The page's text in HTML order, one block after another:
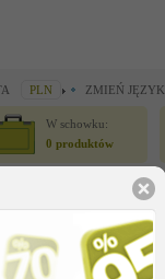
PLN ZMIEŃ JĘZYK
W schowku:
0 produktów